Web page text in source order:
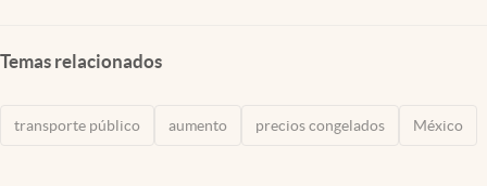
Temas relacionados
transporte público aumento precios congelados México